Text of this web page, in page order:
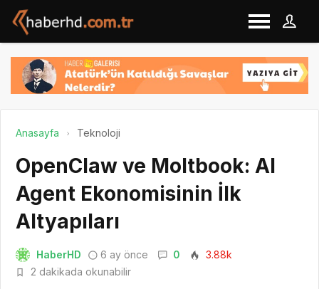
Anasayfa Teknoloji
OpenClaw ve Moltbook: AI
Agent Ekonomisinin İlk
Altyapıları
HaberHD 6 ay önce 0
3.88k
2 dakikada okunabilir